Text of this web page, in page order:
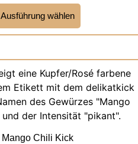
Ausführung wählen
Mango Chili Kick